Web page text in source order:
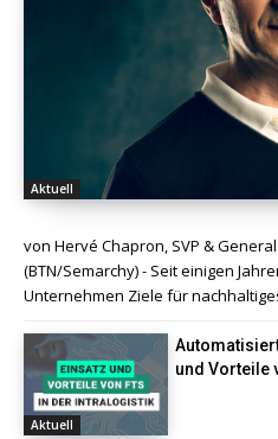
Aktuell
von Hervé Chapron, SVP &
(BTN/Semarchy) - Seit einigen
Unternehmen Ziele für
Aktuell
und Vorteile